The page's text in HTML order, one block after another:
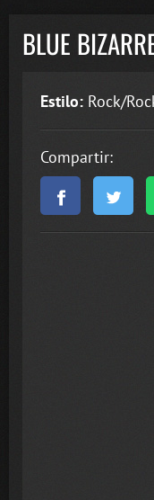
BLUE
Estilo: Rock/
Compartir: